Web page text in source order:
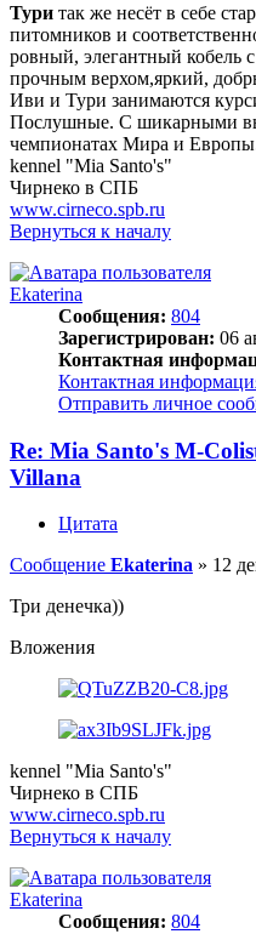
Тури так же несёт в себе
питомников и
ровный, элегантный кобель
прочным верхом,яркий,
Иви и Тури занимаются
Послушные. С шикарными
чемпионатах Мира и
kennel "Mia Santo's"
Чирнеко в СПБ
www.cirneco.spb.ru
Вернуться к началу
Ekaterina
Сообщения: 804
Зарегистрирован: 06
Контактная
Контактная
Отправить личное
Re: Mia Santo's M-
Villana
Цитата
Сообщение Ekaterina » 12
Три денечка))
Вложения
kennel "Mia Santo's"
Чирнеко в СПБ
www.cirneco.spb.ru
Вернуться к началу
Ekaterina
Сообщения: 804